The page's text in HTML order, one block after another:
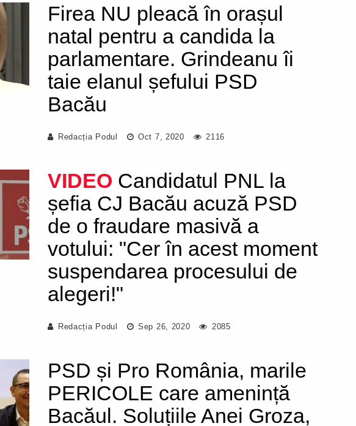
Firea NU pleacă în orașul
natal pentru a candida la
parlamentare. Grindeanu îi
taie elanul șefului PSD
Bacău
Redacția Podul Oct 7, 2020 2116
VIDEO Candidatul PNL la
șefia CJ Bacău acuză PSD
de o fraudare masivă a
votului: "Cer în acest moment
suspendarea procesului de
alegeri!"
Redacția Podul Sep 26, 2020 2085
PSD și Pro România, marile
PERICOLE care amenință
Bacăul. Soluțiile Anei Groza,